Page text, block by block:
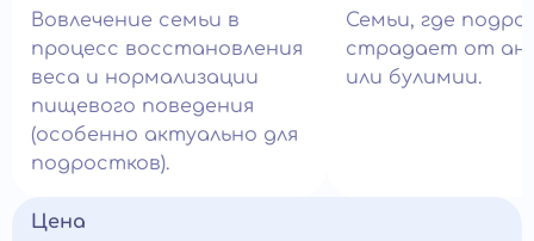
Вовлечение семьи в
процесс восстановления
веса и нормализации
пищевого поведения
(особенно актуально для
подростков).
Семьи, где
страдает от
или булимии.
Цена